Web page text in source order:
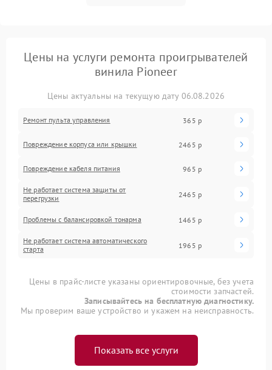
Цены на услуги ремонта проигрывателей
винила Pioneer
Цены актуальны на текущую дату 06.08.2026
Ремонт пульта управления 365 р
Повреждение корпуса или крышки 2465 р
Повреждение кабеля питания 965 р
Не работает система защиты от
перегрузки
2465 р
Проблемы с балансировкой тонарма 1465 р
Не работает система автоматического
старта
1965 р
Цены в прайс-листе указаны ориентировочные, без учета
стоимости запчастей.
Записывайтесь на бесплатную диагностику.
Мы проверим ваше устройство и укажем на неисправность.
Показать все услуги